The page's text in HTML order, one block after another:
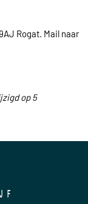
Rogat. Mail naar
op 5